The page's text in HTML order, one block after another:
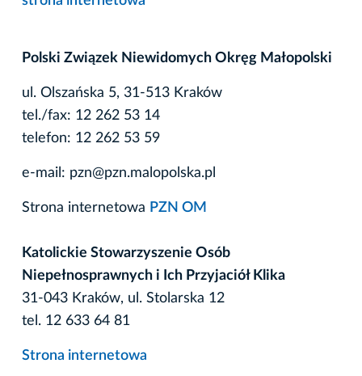
Polski Związek Niewidomych Okręg Małopolski
ul. Olszańska 5, 31-513 Kraków
tel./fax: 12 262 53 14
telefon: 12 262 53 59
e-mail: pzn@pzn.malopolska.pl
Strona internetowa PZN OM
Katolickie Stowarzyszenie Osób
Niepełnosprawnych i Ich Przyjaciół Klika
31-043 Kraków, ul. Stolarska 12
tel. 12 633 64 81
Strona internetowa